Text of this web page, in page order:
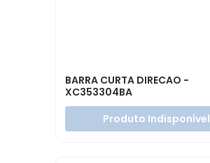
BARRA CURTA DIRECAO -
XC353304BA
Produto Indisponível